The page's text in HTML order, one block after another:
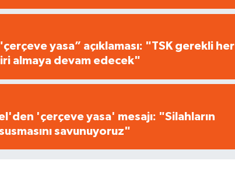
yasa” açıklaması: "TSK gerekli her
almaya devam edecek"
'çerçeve yasa' mesajı: "Silahların
savunuyoruz"